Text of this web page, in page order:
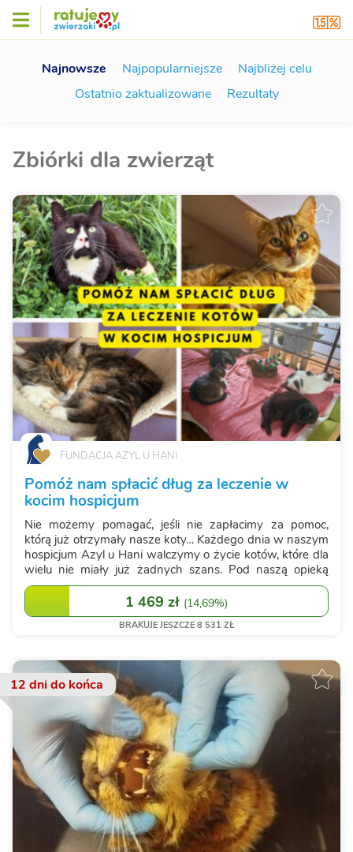
Najnowsze Najpopularniejsze
Najbliżej celu
Ostatnio zaktualizowane
Rezultaty
Zbiórki dla zwierząt
FUNDACJA AZYL U HANI
Pomóż nam spłacić dług za leczenie w
kocim hospicjum
Nie możemy pomagać, jeśli nie zapłacimy za pomoc,
którą już otrzymały nasze koty… Każdego dnia w naszym
hospicjum Azyl u Hani walczymy o życie kotów, które dla
wielu nie miały już żadnych szans. Pod naszą opieką
znajduje się ponad 120 kotów. To kocie hospicjum:
miejsce dla kotów przewlekle chory...
1 469 zł (14,69%)
BRAKUJE JESZCZE 8 531 ZŁ
12 dnido końca